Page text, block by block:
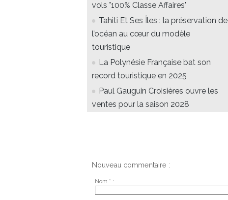
vols "100% Classe Affaires"
Tahiti Et Ses Îles : la préservation de
l’océan au cœur du modèle
touristique
La Polynésie Française bat son
record touristique en 2025
Paul Gauguin Croisières ouvre les
ventes pour la saison 2028
Nouveau commentaire :
Nom * :